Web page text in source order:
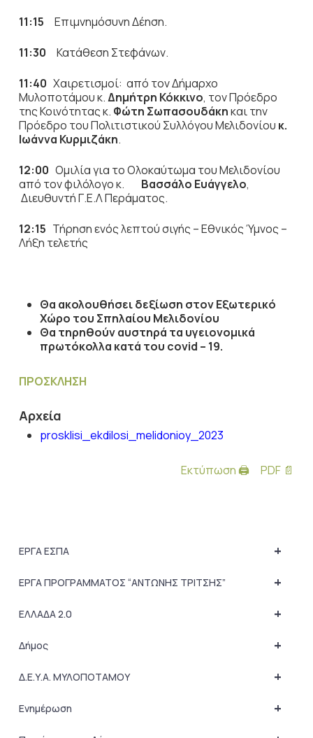
11:15 Επιμνημόσυνη Δέηση.
11:30
Κατάθεση Στεφάνων.
11:40 Χαιρετισμοί: από τον Δήμαρχο
Μυλοποτάμου κ.Δημήτρη Κόκκινο, τον Πρόεδρο
της Κοινότητας κ. Φώτη Σωπασουδάκηκαι την
Πρόεδρο του Πολιτιστικού Συλλόγου Μελιδονίου κ.
Ιωάννα Κυρμιζάκη.
12:00 Ομιλία για το Ολοκαύτωμα του Μελιδονίου
από τονφιλόλογο κ. Βασσάλο Ευάγγελο,
Διευθυντή Γ.Ε.Λ Περάματος.
12:15 Τήρηση ενός λεπτού σιγής – Εθνικός Ύμνος –
Λήξη τελετής
Θα ακολουθήσει δεξίωση στον Εξωτερικό
Χώρο του Σπηλαίου Μελιδονίου
Θα τηρηθούν αυστηρά τα υγειονομικά
πρωτόκολλα κατά του covid – 19.
ΠΡΟΣΚΛΗΣΗ
Αρχεία
prosklisi_ekdilosi_melidonioy_2023
Εκτύπωση 🖨 PDF 📄
+
ΕΡΓΑ ΕΣΠΑ
+
ΕΡΓΑ ΠΡΟΓΡΑΜΜΑΤΟΣ “ΑΝΤΩΝΗΣ ΤΡΙΤΣΗΣ”
+
ΕΛΛΑΔΑ 2.0
+
Δήμος
+
Δ.Ε.Υ.Α. ΜΥΛΟΠΟΤΑΜΟΥ
+
Ενημέρωση